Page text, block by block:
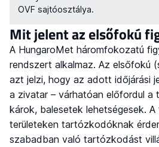
OVF sajtóosztálya.
Mit jelent az elsőfokú
A HungaroMet háromfokozatú
rendszert alkalmaz. Az elsőfokú
azt jelzi, hogy az adott időjárási
a zivatar – várhatóan előfordul a
károk, balesetek lehetségesek.
területeken tartózkodóknak
szabadban való tartózkodást